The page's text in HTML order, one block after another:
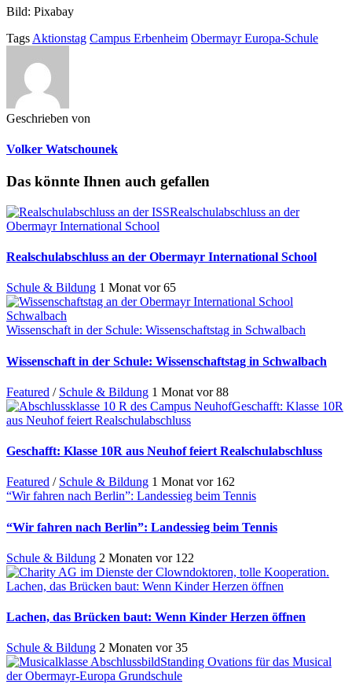
Bild: Pixabay
Tags Aktionstag Campus Erbenheim Obermayr Europa-Schule
Geschrieben von
Volker Watschounek
Das könnte Ihnen auch gefallen
Realschulabschluss an der
Obermayr International School
Realschulabschluss an der Obermayr International School
Schule & Bildung 1 Monat vor 65
Wissenschaft in der Schule: Wissenschaftstag in Schwalbach
Wissenschaft in der Schule: Wissenschaftstag in Schwalbach
Featured / Schule & Bildung 1 Monat vor 88
Geschafft: Klasse 10R
aus Neuhof feiert Realschulabschluss
Geschafft: Klasse 10R aus Neuhof feiert Realschulabschluss
Featured / Schule & Bildung 1 Monat vor 162
“Wir fahren nach Berlin”: Landessieg beim Tennis
“Wir fahren nach Berlin”: Landessieg beim Tennis
Schule & Bildung 2 Monaten vor 122
Lachen, das Brücken baut: Wenn Kinder Herzen öffnen
Lachen, das Brücken baut: Wenn Kinder Herzen öffnen
Schule & Bildung 2 Monaten vor 35
Standing Ovations für das Musical
der Obermayr-Europa Grundschule